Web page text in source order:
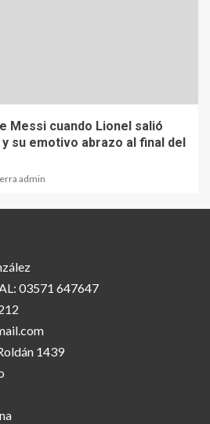
Messi cuando Lionel salió
su emotivo abrazo al final del
admin
03571 647647
1439